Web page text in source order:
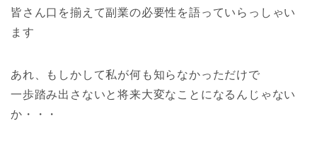
皆さん口を揃えて副業の必要性を語っていらっしゃい
ます
あれ、もしかして私が何も知らなかっただけで
一歩踏み出さないと将来大変なことになるんじゃない
か・・・